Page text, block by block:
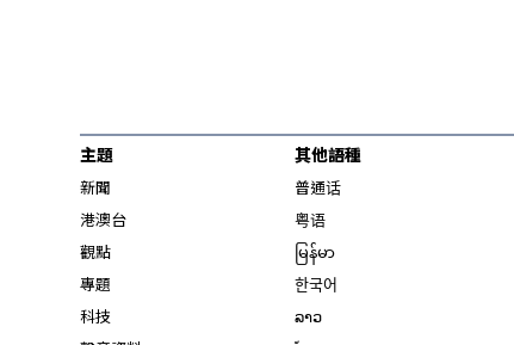
主題
新聞
港澳台
觀點
專題
科技
其他語種
普通话
粤语
မြန်မာ
한국어
ລາວ